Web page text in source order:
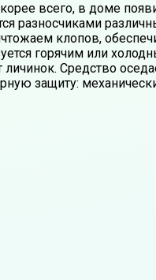
всего, в доме
разносчиками
клопов,
горячим или
Средство
защиту: